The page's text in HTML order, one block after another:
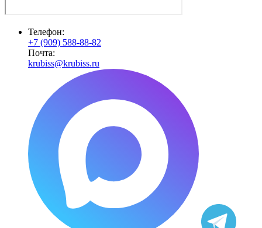
Телефон:
+7 (909) 588-88-82
Почта:
krubiss@krubiss.ru